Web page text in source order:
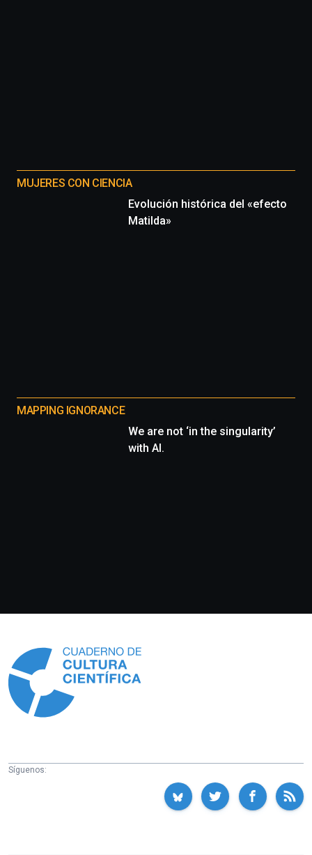
MUJERES CON CIENCIA
Evolución histórica del «efecto
Matilda»
MAPPING IGNORANCE
We are not ‘in the singularity’
with AI.
Síguenos: